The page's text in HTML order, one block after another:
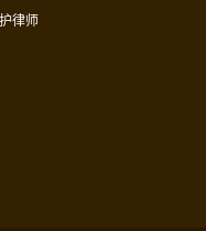
律师